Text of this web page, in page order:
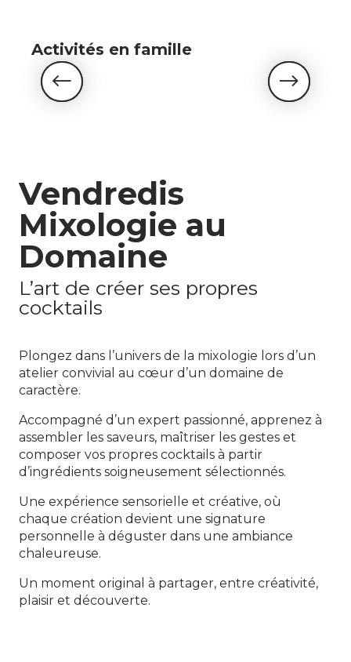
Activités en famille
Vendredis
Mixologie au
Domaine
L’art de créer ses propres
cocktails
Plongez dans l’univers de la mixologie lors d’un
atelier convivial au cœur d’un domaine de
caractère.
Accompagné d’un expert passionné, apprenez à
assembler les saveurs, maîtriser les gestes et
composer vos propres cocktails à partir
d’ingrédients soigneusement sélectionnés.
Une expérience sensorielle et créative, où
chaque création devient une signature
personnelle à déguster dans une ambiance
chaleureuse.
Un moment original à partager, entre créativité,
plaisir et découverte.